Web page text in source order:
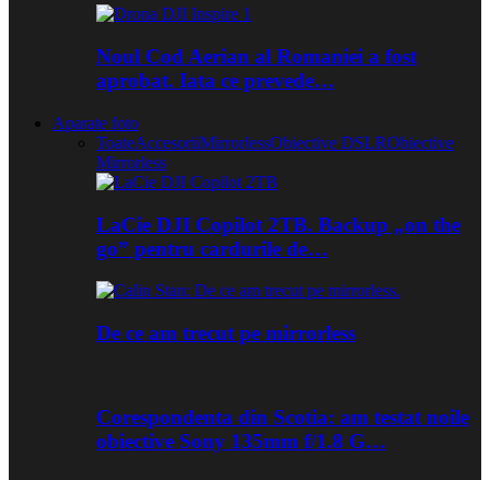
Noul Cod Aerian al Romaniei a fost
aprobat. Iata ce prevede…
Aparate foto
ToateAccesoriiMirrorlessObiective DSLRObiective
Mirrorless
LaCie DJI Copilot 2TB. Backup „on the
go” pentru cardurile de…
De ce am trecut pe mirrorless
Corespondenta din Scotia: am testat noile
obiective Sony 135mm f/1.8 G…